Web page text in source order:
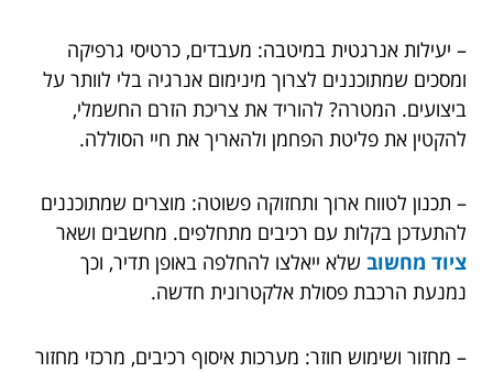
– יעילות אנרגטית במיטבה: מעבדים, כרטיסי גרפיקה
ומסכים שמתוכננים לצרוך מינימום אנרגיה בלי לוותר על
ביצועים. המטרה? להוריד את צריכת הזרם החשמלי,
להקטין את פליטת הפחמן ולהאריך את חיי הסוללה.
– תכנון לטווח ארוך ותחזוקה פשוטה: מוצרים שמתוכננים
להתעדכן בקלות עם רכיבים מתחלפים. מחשבים ושאר
ציוד מחשוב שלא ייאלצו להחלפה באופן תדיר, וכך
נמנעת הרכבת פסולת אלקטרונית חדשה.
– מחזור ושימוש חוזר: מערכות איסוף רכיבים, מרכזי מחזור